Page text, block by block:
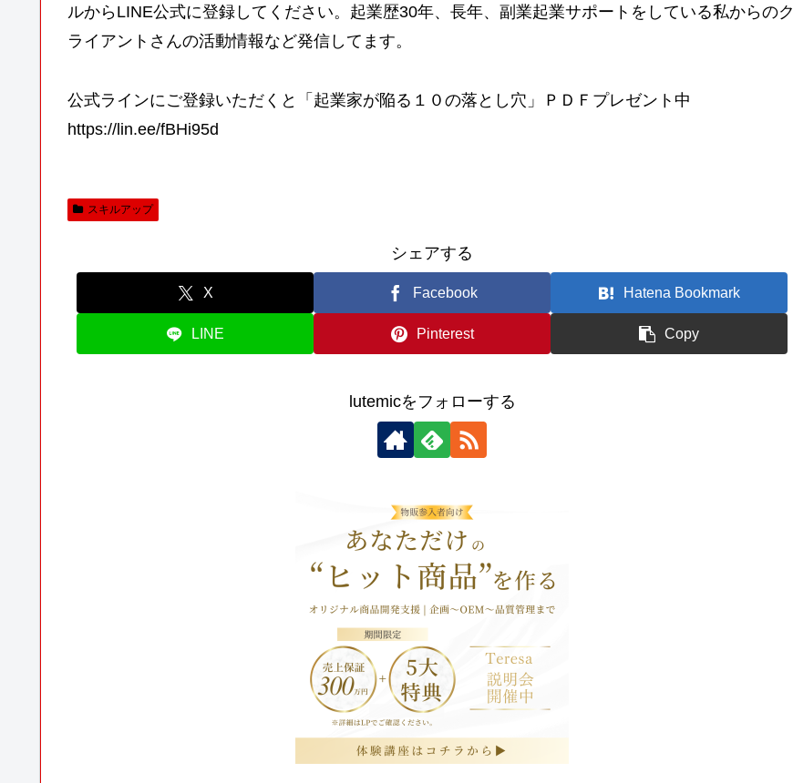
ルからLINE公式に登録してください。起業歴30年、長年、副業起業サポートをしている私からのク
ライアントさんの活動情報など発信してます。
公式ラインにご登録いただくと「起業家が陥る１０の落とし穴」ＰＤＦプレゼント中
https://lin.ee/fBHi95d
スキルアップ
シェアする
X Facebook Hatena Bookmark
LINE Pinterest Copy
lutemicをフォローする